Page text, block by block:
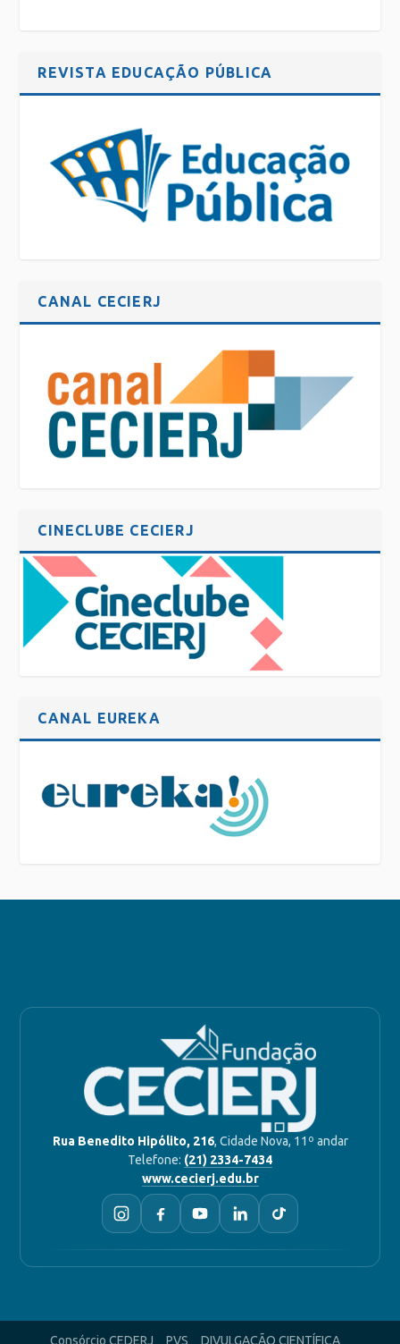
REVISTA EDUCAÇÃO PÚBLICA
CANAL CECIERJ
CINECLUBE CECIERJ
CANAL EUREKA
Rua Benedito Hipólito, 216, Cidade Nova, 11º andar
Telefone: (21) 2334-7434
www.cecierj.edu.br
Consórcio CEDERJ PVS DIVULGAÇÃO CIENTÍFICA